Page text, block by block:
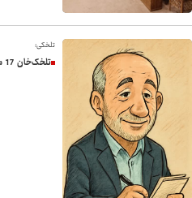
تلخکی؛
تلخک‌خان 17 مرداد